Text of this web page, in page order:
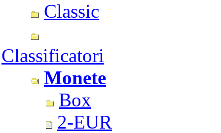
Classic
Classificatori
Monete
Box
2-EUR